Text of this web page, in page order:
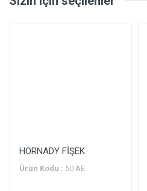
HORNADY FİŞEK
Ürün Kodu : 50 AE